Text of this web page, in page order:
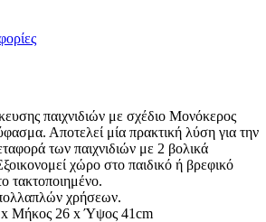
παιχνιδιών με σχέδιο Μονόκερος
Αποτελεί μία πρακτική λύση για την
των παιχνιδιών με 2 βολικά
χώρο στο παιδικό ή βρεφικό
τακτοποιημένο.
χρήσεων.
x Μήκος 26 x Ύψος 41cm